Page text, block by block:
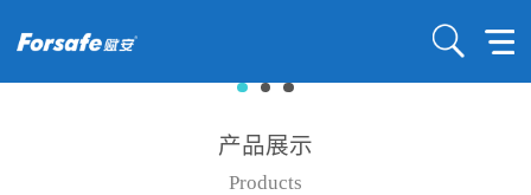
产品展示
Products